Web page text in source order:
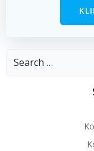
Search